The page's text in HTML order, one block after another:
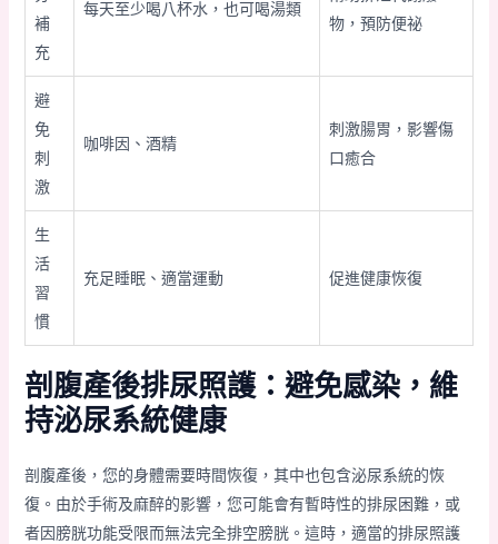
補
充
每天至少喝八杯水，也可喝湯類
物，預防便祕
避
免
刺
激
咖啡因、酒精
刺激腸胃，影響傷
口癒合
生
活
習
慣
充足睡眠、適當運動 促進健康恢復
剖腹產後排尿照護：避免感染，維
持泌尿系統健康
剖腹產後，您的身體需要時間恢復，其中也包含泌尿系統的恢
復。由於手術及麻醉的影響，您可能會有暫時性的排尿困難，或
者因膀胱功能受限而無法完全排空膀胱。這時，適當的排尿照護